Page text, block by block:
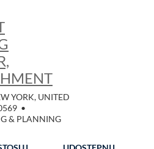
YORK, UNITED
•
& PLANNING